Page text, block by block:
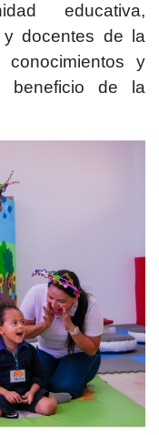
educativa,
y docentes de la
y
beneficio de la